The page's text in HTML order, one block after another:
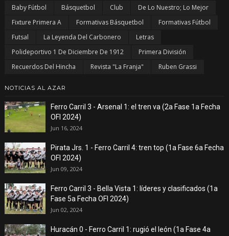
Baby Fútbol Básquetbol Club
De Lo Nuestro; Lo Mejor
Fixture Primera A
Formativas Básquetbol
Formativas Fútbol
Futsal
La Leyenda Del Carbonero
Letras
Polideportivo 1 De Diciembre De 1912
Primera División
Recuerdos Del Hincha
Revista "La Franja" Ruben Grassi
NOTICIAS AL AZAR
Ferro Carril 3 - Arsenal 1: el tren va (2a Fase 1a Fecha
OFI 2024)
Jun 16, 2024
Pirata Jrs. 1 - Ferro Carril 4: tren top (1a Fase 6a Fecha
OFI 2024)
Jun 09, 2024
Ferro Carril 3 - Bella Vista 1: líderes y clasificados (1a
Fase 5a Fecha OFI 2024)
Jun 02, 2024
Huracán 0 - Ferro Carril 1: rugió el león (1a Fase 4a